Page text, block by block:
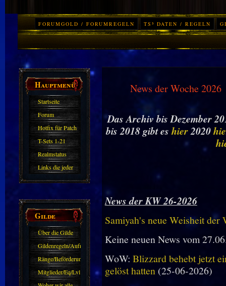
FORUMGOLD / FORUMREGELN TS³ DATEN / REGELN
Hauptmenü
Startseite
Forum
Hotfix für Patch
11.X
T-Sets 1-21
Realmstatus
Links die jeder
kennen sollte?!
Gilde
Über die Gilde
(DAW)
Gildenregeln/Aufnahme
Ränge/Beförderungen
Mitglieder/Eq/Lvl
News der Woche 2026
Das Archiv bis Dezember
bis 2018 gibt es hier2020
News der KW 26-2026
Samiyah's neue Weisheit der
Keine neuen News vom
WoW: Blizzard behebt jetzt
gelöst hatten(25-06-2026)